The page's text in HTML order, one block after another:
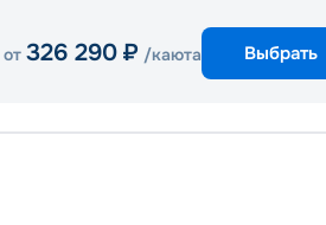
от 326 290 ₽ /каюта Выбрать